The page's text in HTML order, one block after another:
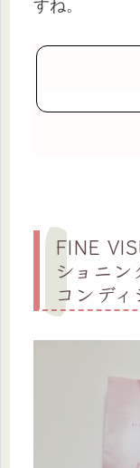
すね。
FINE
ショニ
コンデ